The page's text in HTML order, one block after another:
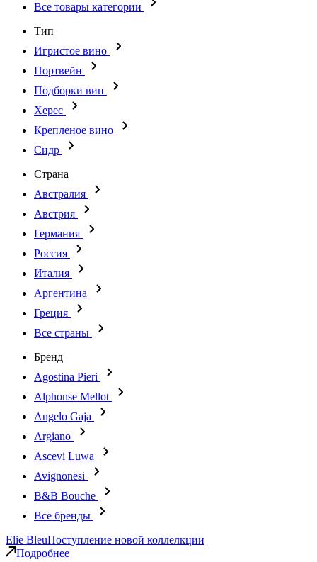
Все товары категории
Тип
Игристое вино
Портвейн
Подборки вин
Херес
Крепленое вино
Сидр
Страна
Австралия
Австрия
Германия
Россия
Италия
Аргентина
Греция
Все страны
Бренд
Agostina Pieri
Alphonse Mellot
Angelo Gaja
Argiano
Ascevi Luwa
Avignonesi
B&B Bouche
Все бренды
Elie BleuПоступление новой коллелкции
Подробнее